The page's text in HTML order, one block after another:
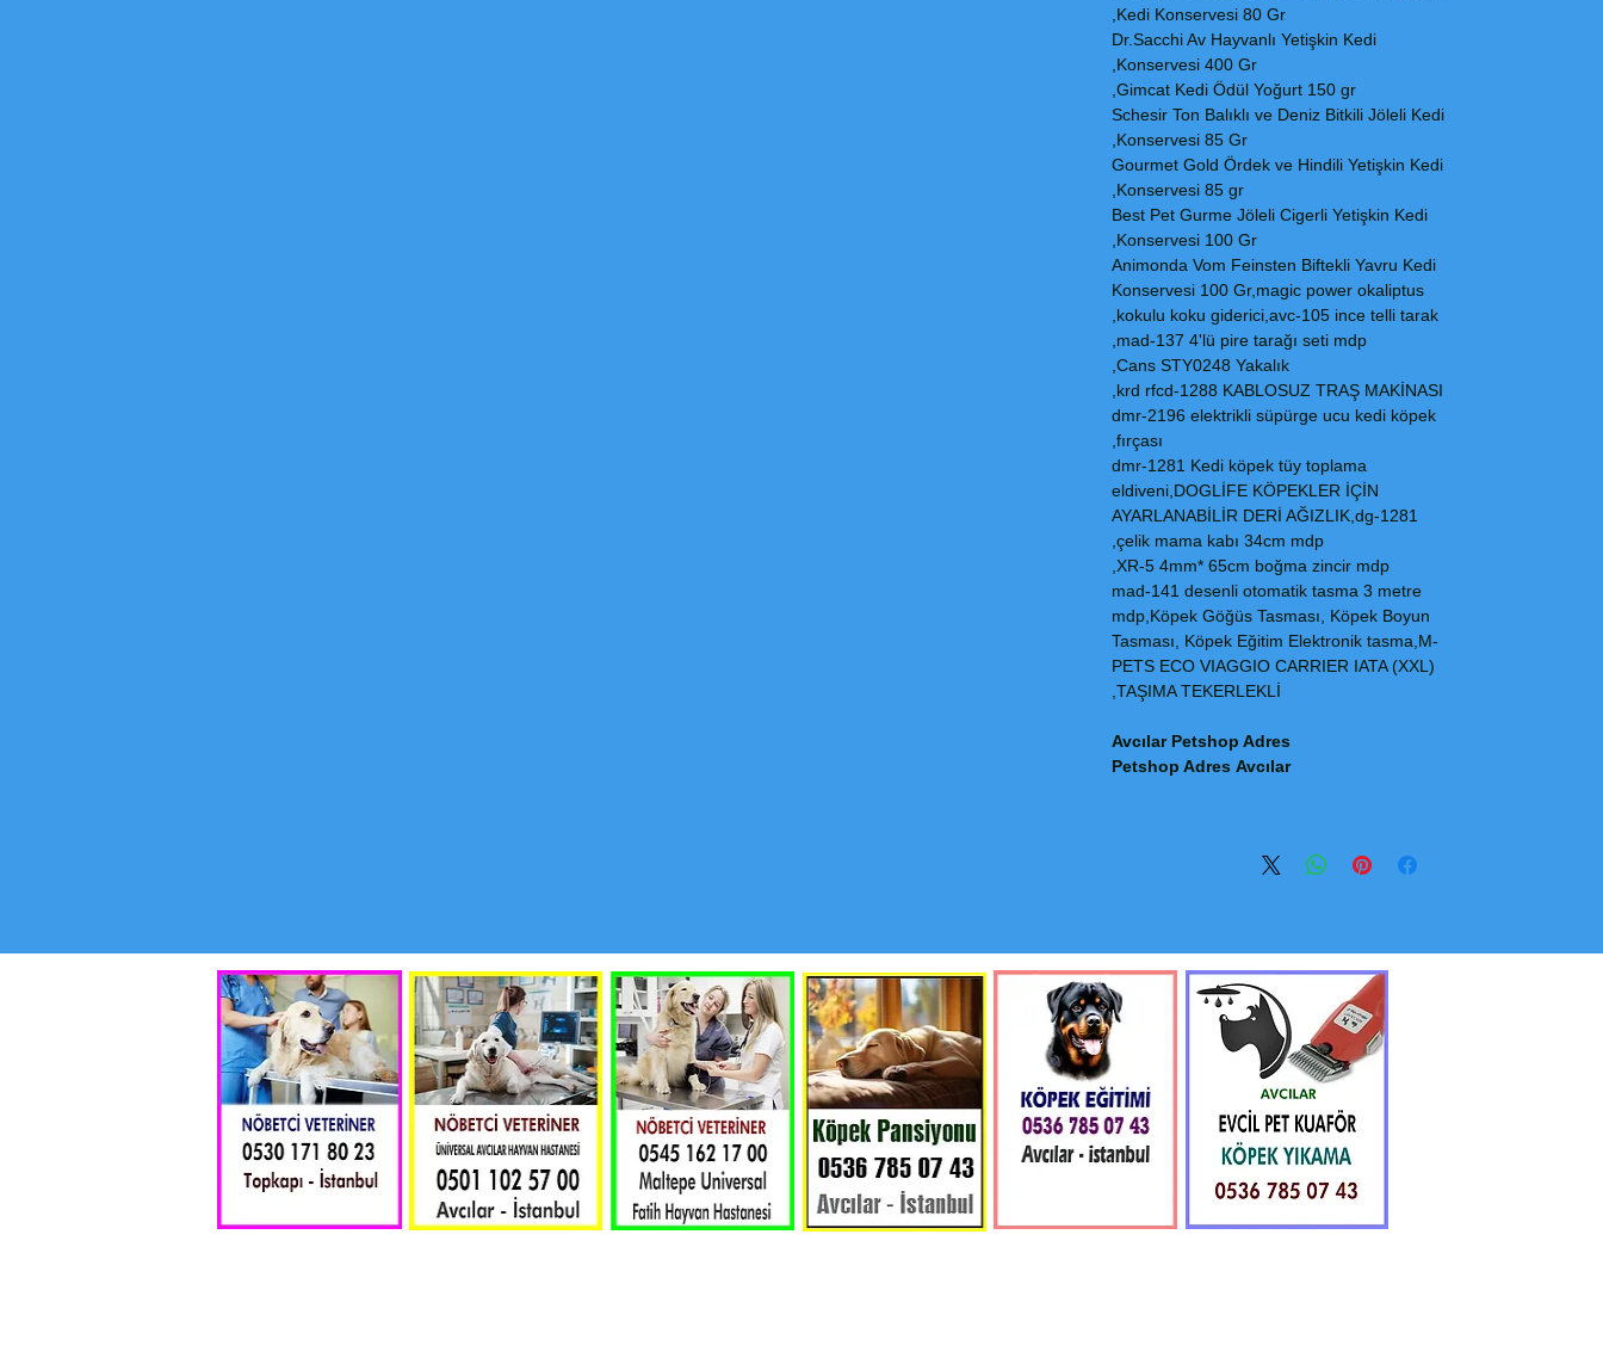
Kedi Konservesi 80 Gr,
Dr.Sacchi Av Hayvanlı Yetişkin Kedi
Konservesi 400 Gr,
Gimcat Kedi Ödül Yoğurt 150 gr,
Schesir Ton Balıklı ve Deniz Bitkili Jöleli Kedi
Konservesi 85 Gr,
Gourmet Gold Ördek ve Hindili Yetişkin Kedi
Konservesi 85 gr,
Best Pet Gurme Jöleli Cigerli Yetişkin Kedi
Konservesi 100 Gr,
Animonda Vom Feinsten Biftekli Yavru Kedi
Konservesi 100 Gr,magic power okaliptus
kokulu koku giderici,avc-105 ince telli tarak,
mad-137 4'lü pire tarağı seti mdp,
Cans STY0248 Yakalık,
krd rfcd-1288 KABLOSUZ TRAŞ MAKİNASI,
dmr-2196 elektrikli süpürge ucu kedi köpek
fırçası,
dmr-1281 Kedi köpek tüy toplama
eldiveni,DOGLİFE KÖPEKLER İÇİN
AYARLANABİLİR DERİ AĞIZLIK,dg-1281
çelik mama kabı 34cm mdp,
XR-5 4mm* 65cm boğma zincir mdp,
mad-141 desenli otomatik tasma 3 metre
mdp,Köpek Göğüs Tasması, Köpek Boyun
Tasması, Köpek Eğitim Elektronik tasma,M-
PETS ECO VIAGGIO CARRIER IATA (XXL)
TAŞIMA TEKERLEKLİ,
Avcılar Petshop Adres
Petshop Adres Avcılar